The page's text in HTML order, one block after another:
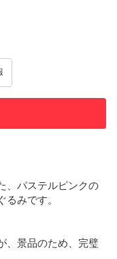
、パステルピンクの
みです。
、景品のため、完璧